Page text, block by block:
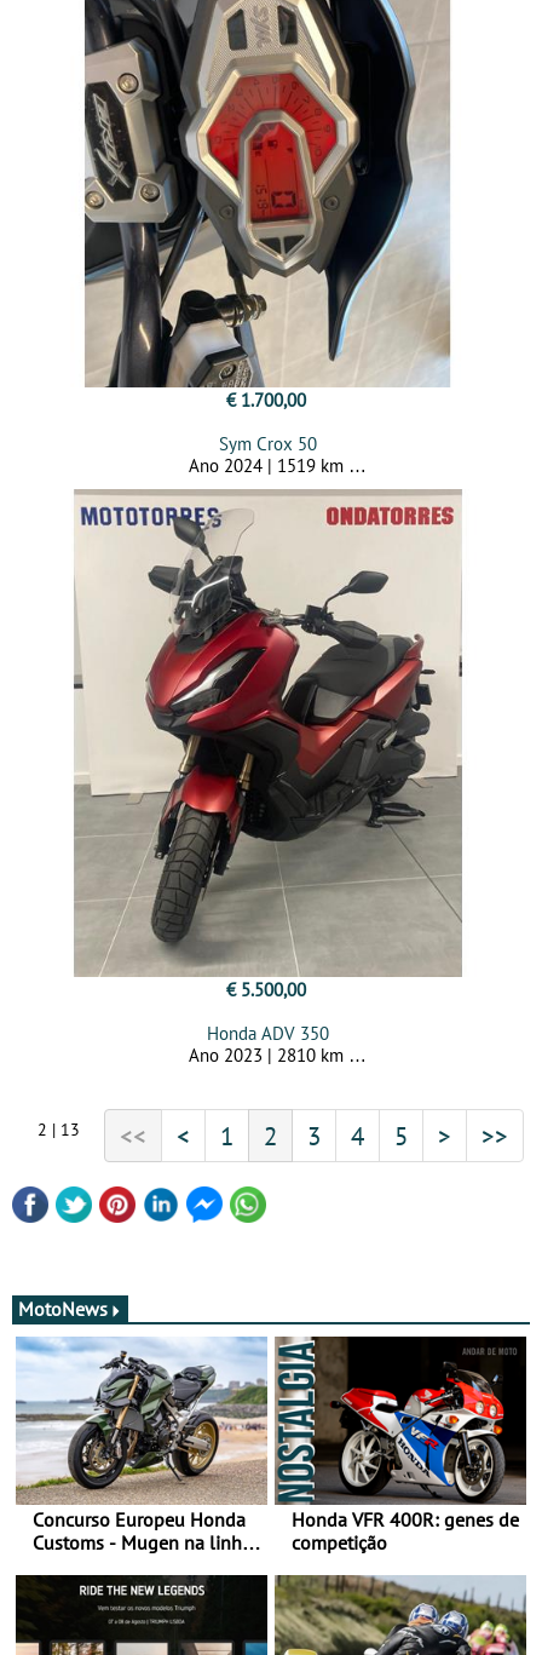
€ 1.700,00
Sym Crox 50
Ano 2024 | 1519 km
€ 5.500,00
Honda ADV 350
Ano 2023 | 2810 km
2 | 13 << < 1 2 3 4 5 > >>
MotoNews
Concurso Europeu Honda
Customs - Mugen na linha
ganhar
Honda VFR 400R: genes de
competição